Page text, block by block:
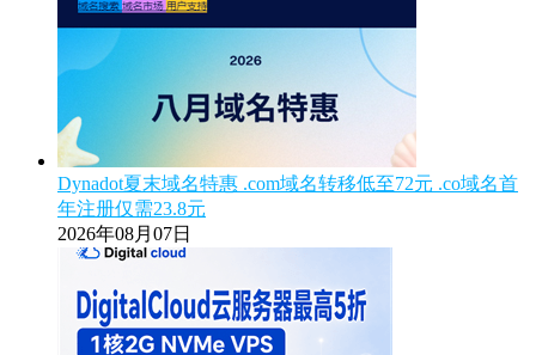
Dynadot夏末域名特惠 .com域名转移低至72元 .co域名首
年注册仅需23.8元
2026年08月07日